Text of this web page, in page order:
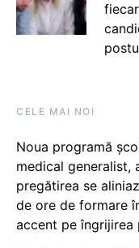
CELE MAI NOI
Noua programă
medical generalist,
pregătirea se
de ore de formare
accent pe